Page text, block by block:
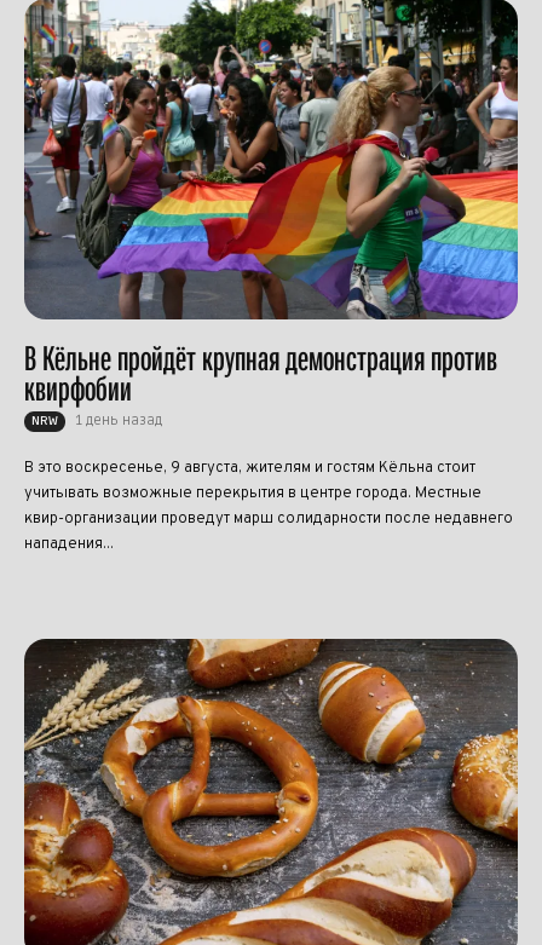
В Кёльне пройдёт крупная демонстрация против
квирфобии
NRW 1 день назад
В это воскресенье, 9 августа, жителям и гостям Кёльна стоит
учитывать возможные перекрытия в центре города. Местные
квир-организации проведут марш солидарности после недавнего
нападения...